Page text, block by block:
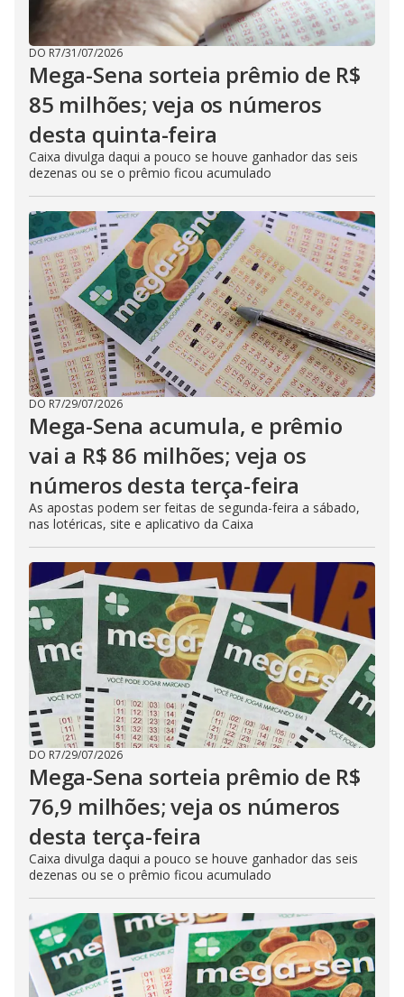
DO R7/31/07/2026
Mega-Sena sorteia prêmio de R$
85 milhões; veja os números
desta quinta-feira
Caixa divulga daqui a pouco se houve ganhador das seis
dezenas ou se o prêmio ficou acumulado
DO R7/29/07/2026
Mega-Sena acumula, e prêmio
vai a R$ 86 milhões; veja os
números desta terça-feira
As apostas podem ser feitas de segunda-feira a sábado,
nas lotéricas, site e aplicativo da Caixa
DO R7/29/07/2026
Mega-Sena sorteia prêmio de R$
76,9 milhões; veja os números
desta terça-feira
Caixa divulga daqui a pouco se houve ganhador das seis
dezenas ou se o prêmio ficou acumulado